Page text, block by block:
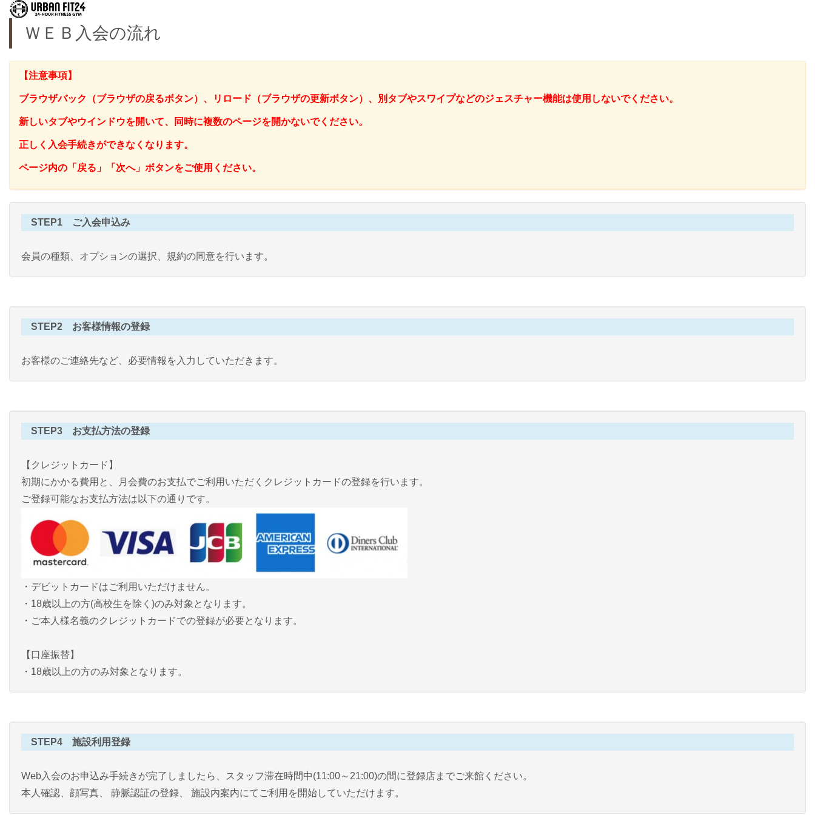
ＷＥＢ入会の流れ
【注意事項】
ブラウザバック（ブラウザの戻るボタン）、リロード（ブラウザの更新ボタン）、別タブやスワイプなどのジェスチャー機能は使用しないでください。
新しいタブやウインドウを開いて、同時に複数のページを開かないでください。
正しく入会手続きができなくなります。
ページ内の「戻る」「次へ」ボタンをご使用ください。
STEP1 ご入会申込み
会員の種類、オプションの選択、規約の同意を行います。
STEP2 お客様情報の登録
お客様のご連絡先など、必要情報を入力していただきます。
STEP3 お支払方法の登録
【クレジットカード】
初期にかかる費用と、月会費のお支払でご利用いただくクレジットカードの登録を行います。
ご登録可能なお支払方法は以下の通りです。
・デビットカードはご利用いただけません。
・18歳以上の方(高校生を除く)のみ対象となります。
・ご本人様名義のクレジットカードでの登録が必要となります。
【口座振替】
・18歳以上の方のみ対象となります。
STEP4 施設利用登録
Web入会のお申込み手続きが完了しましたら、スタッフ滞在時間中(11:00～21:00)の間に登録店までご来館ください。
本人確認、顔写真、 静脈認証の登録、 施設内案内にてご利用を開始していただけます。